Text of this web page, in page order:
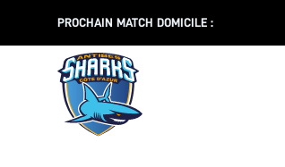
PROCHAIN MATCH DOMICILE :